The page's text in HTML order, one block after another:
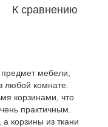
К сравнению
мебели,
любой комнате.
корзинами, что
практичным.
а корзины из ткани